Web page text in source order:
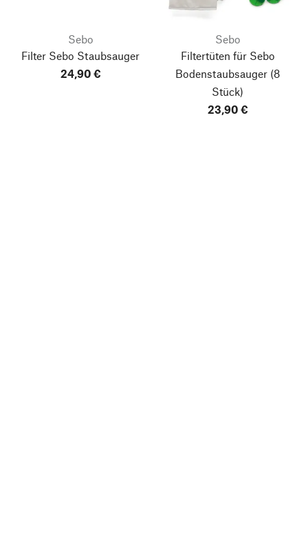
Sebo
Filter Sebo Staubsauger
24,90 €
Sebo
Filtertüten für Sebo
Bodenstaubsauger (8
Stück)
23,90 €